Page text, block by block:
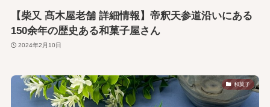
【柴又 髙木屋老舗 詳細情報】帝釈天参道沿いにある
150余年の歴史ある和菓子屋さん
2024年2月10日
和菓子